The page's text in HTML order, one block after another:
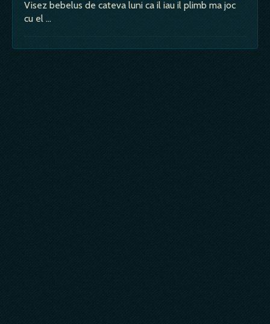
Visez bebelus de cateva luni ca il iau il plimb ma joc
cu el …